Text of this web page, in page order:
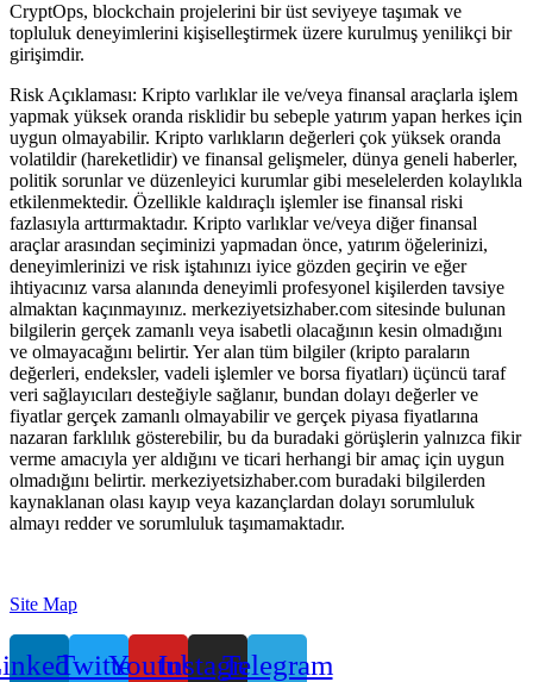
CryptOps, blockchain projelerini bir üst seviyeye taşımak ve
topluluk deneyimlerini kişiselleştirmek üzere kurulmuş yenilikçi bir
girişimdir.
Risk Açıklaması: Kripto varlıklar ile ve/veya finansal araçlarla işlem
yapmak yüksek oranda risklidir bu sebeple yatırım yapan herkes için
uygun olmayabilir. Kripto varlıkların değerleri çok yüksek oranda
volatildir (hareketlidir) ve finansal gelişmeler, dünya geneli haberler,
politik sorunlar ve düzenleyici kurumlar gibi meselelerden kolaylıkla
etkilenmektedir. Özellikle kaldıraçlı işlemler ise finansal riski
fazlasıyla arttırmaktadır. Kripto varlıklar ve/veya diğer finansal
araçlar arasından seçiminizi yapmadan önce, yatırım öğelerinizi,
deneyimlerinizi ve risk iştahınızı iyice gözden geçirin ve eğer
ihtiyacınız varsa alanında deneyimli profesyonel kişilerden tavsiye
almaktan kaçınmayınız. merkeziyetsizhaber.com sitesinde bulunan
bilgilerin gerçek zamanlı veya isabetli olacağının kesin olmadığını
ve olmayacağını belirtir. Yer alan tüm bilgiler (kripto paraların
değerleri, endeksler, vadeli işlemler ve borsa fiyatları) üçüncü taraf
veri sağlayıcıları desteğiyle sağlanır, bundan dolayı değerler ve
fiyatlar gerçek zamanlı olmayabilir ve gerçek piyasa fiyatlarına
nazaran farklılık gösterebilir, bu da buradaki görüşlerin yalnızca fikir
verme amacıyla yer aldığını ve ticari herhangi bir amaç için uygun
olmadığını belirtir. merkeziyetsizhaber.com buradaki bilgilerden
kaynaklanan olası kayıp veya kazançlardan dolayı sorumluluk
almayı redder ve sorumluluk taşımamaktadır.
Site Map
TwitterYoutubeInstagramTelegram